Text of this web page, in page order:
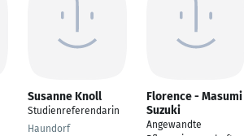
Susanne Knoll
Studienreferendarin
Haundorf
Florence - Masumi
Suzuki
Angewandte